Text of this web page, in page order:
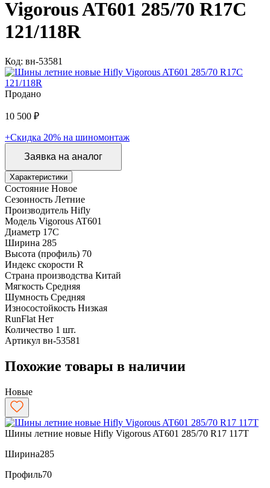
Vigorous AT601 285/70 R17C
121/118R
Код: вн-53581
Продано
10 500 ₽
+Скидка 20% на шиномонтаж
Заявка на аналог
Характеристики
Состояние Новое
Сезонность Летние
Производитель Hifly
Модель Vigorous AT601
Диаметр 17C
Ширина 285
Высота (профиль) 70
Индекс скорости R
Страна производства Китай
Мягкость Средняя
Шумность Средняя
Износостойкость Низкая
RunFlat Нет
Количество 1 шт.
Артикул вн-53581
Похожие товары в наличии
Новые
Шины летние новые Hifly Vigorous AT601 285/70 R17 117T
Ширина285
Профиль70